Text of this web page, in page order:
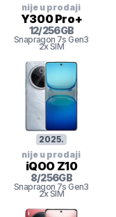
nije u prodaji
Y300 Pro+
12/256GB
Snapragon 7s Gen3
2x SIM
2025.
nije u prodaji
iQOO Z10
8/256GB
Snapragon 7s Gen3
2x SIM